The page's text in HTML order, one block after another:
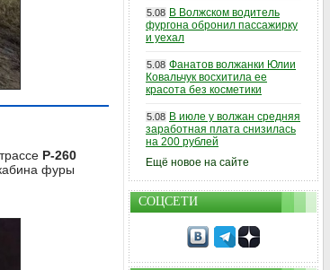
Р-260
фуры
5.08 В Волжском водитель
фургона обронил пассажирку
и уехал
5.08 Фанатов волжанки Юлии
Ковальчук восхитила ее
красота без косметики
5.08 В июле у волжан средняя
заработная плата снизилась
на 200 рублей
Ещё новое на сайте
СОЦСЕТИ